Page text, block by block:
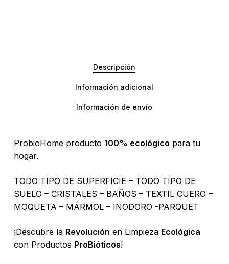
Descripción
Información adicional
Información de envío
ProbioHome producto 100% ecológico para tu
hogar.
TODO TIPO DE SUPERFICIE – TODO TIPO DE
SUELO – CRISTALES – BAÑOS – TEXTIL CUERO –
MOQUETA – MÁRMOL – INODORO -PARQUET
¡Descubre la Revolución en Limpieza Ecológica
con Productos ProBióticos!